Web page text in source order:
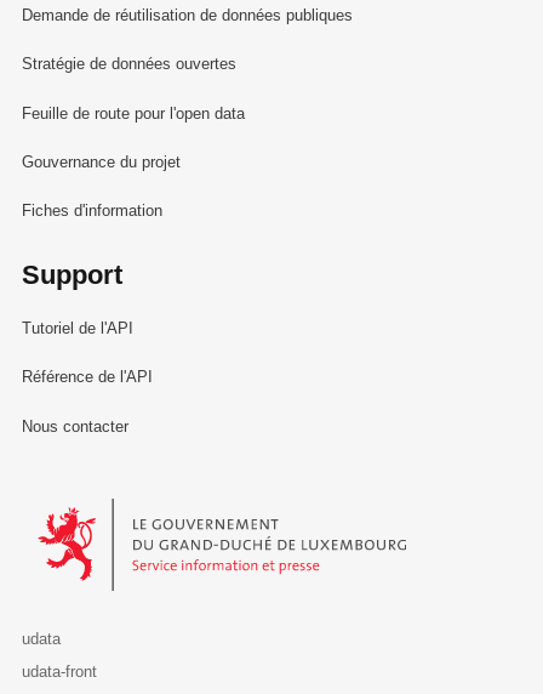
Demande de réutilisation de données publiques
Stratégie de données ouvertes
Feuille de route pour l'open data
Gouvernance du projet
Fiches d'information
Support
Tutoriel de l'API
Référence de l'API
Nous contacter
Le Gouvernement du Grand-Duché de Luxembourg - Service
udata
udata-front